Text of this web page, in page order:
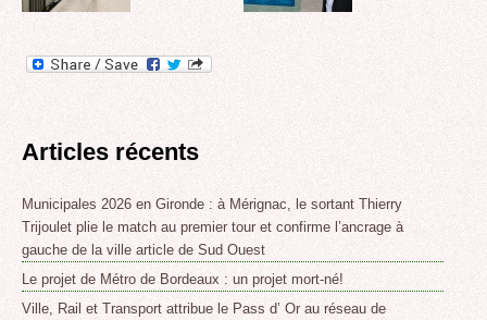
Articles récents
Municipales 2026 en Gironde : à Mérignac, le sortant Thierry
Trijoulet plie le match au premier tour et confirme l’ancrage à
gauche de la ville article de Sud Ouest
Le projet de Métro de Bordeaux : un projet mort-né!
Ville, Rail et Transport attribue le Pass d’ Or au réseau de